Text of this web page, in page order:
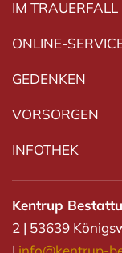
IM TRAUERFALL
ONLINE-
GEDENKEN
VORSORGEN
INFOTHEK
Kentrup
2 | 53639